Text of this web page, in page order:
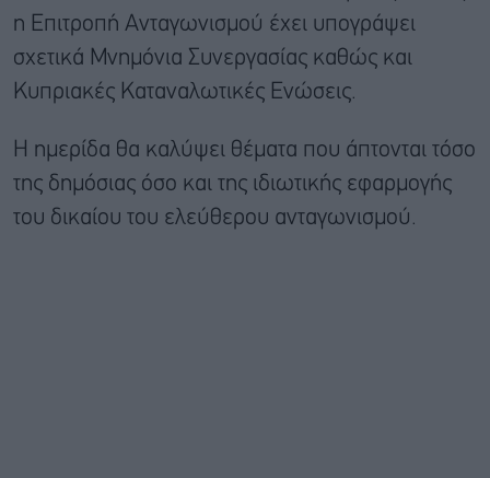
η Επιτροπή Ανταγωνισμού έχει υπογράψει
σχετικά Μνημόνια Συνεργασίας καθώς και
Κυπριακές Καταναλωτικές Ενώσεις.
Η ημερίδα θα καλύψει θέματα που άπτονται τόσο
της δημόσιας όσο και της ιδιωτικής εφαρμογής
του δικαίου του ελεύθερου ανταγωνισμού.